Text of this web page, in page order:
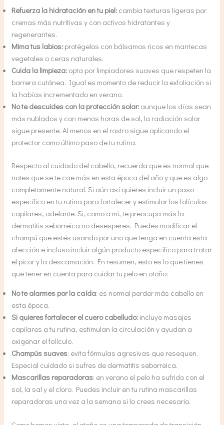
Refuerza la hidratación en tu piel: cambia texturas ligeras por
cremas más nutritivas y con activos hidratantes y
regenerantes.
Mima tus labios: protégelos con bálsamos ricos en mantecas
vegetales o ceras naturales.
Cuida la limpieza: opta por limpiadores suaves que respeten la
barrera cutánea. Igual es momento de reducir la exfoliación si
la habías incrementado en verano.
No te descuides con la protección solar: aunque los días sean
más nublados y con menos horas de sol, la radiación solar
sigue presente. Al menos en el rostro sigue aplicando el
protector como último paso de tu rutina.
Respecto al cuidado del cabello, recuerda que es normal que
notes que se te cae más en esta época del año y que es algo
completamente natural. Si aún así quieres incluir un paso
específico en tu rutina para fortalecer y estimular los folículos
capilares, adelante. Si, como a mi, te preocupa más la
dermatitis seborreica no desesperes. Puedes modificar el
champú que estés usando por uno que tenga en cuenta esta
afección e incluso incluir algún producto específico para tratar
el picor y la descamación. En resumen, esto es lo que tienes
que tener en cuenta para cuidar tu pelo en otoño:
No te alarmes por la caída: es normal perder más cabello en
esta época.
Si quieres fortalecer el cuero cabelludo: incluye masajes
capilares a tu rutina, estimulan la circulación y ayudan a
oxigenar el folículo.
Champús suaves: evita fórmulas agresivas que resequen.
Especial cuidado si sufres de dermatitis seborreica.
Mascarillas reparadoras: en verano el pelo ha sufrido con el
sol, la sal y el cloro. Puedes incluir en tu rutina mascarillas
reparadoras una vez a la semana si lo crees necesario.